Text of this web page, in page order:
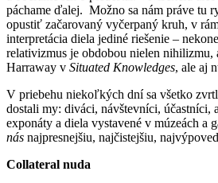
páchame ďalej. Možno sa nám práve tu
opustiť začarovaný vyčerpaný kruh, v
interpretácia diela jediné riešenie –
relativizmus je obdobou nielen nihilizmu,
Harraway v Situated Knowledges, ale aj
V priebehu niekoľkých dní sa všetko
dostali my: diváci, návštevníci, účastníci,
exponáty a diela vystavené v múzeách a
nás najpresnejšiu, najčistejšiu,
Collateral nuda